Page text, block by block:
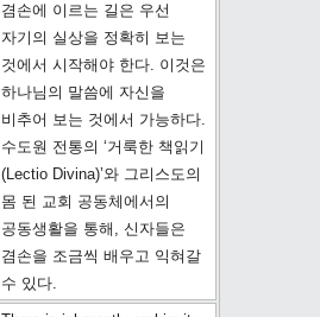
겸손에 이르는 길은 우선
자기의 실상을 정확히 보는
것에서 시작해야 한다. 이것은
하나님의 말씀에 자신을
비추어 보는 것에서 가능하다.
수도원 전통의 ‘거룩한 책읽기
(Lectio Divina)’와 그리스도의
몸 된 교회 공동체에서의
공동생활을 통해, 신자들은
겸손을 조금씩 배우고 익혀갈
수 있다.